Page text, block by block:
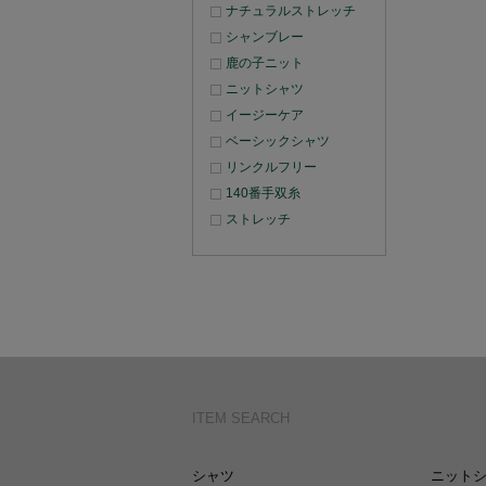
ナチュラルストレッチ
シャンブレー
鹿の子ニット
ニットシャツ
イージーケア
ベーシックシャツ
リンクルフリー
140番手双糸
ストレッチ
ITEM SEARCH
シャツ ニット